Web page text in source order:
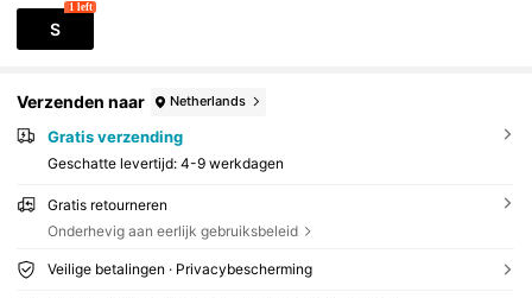
S
1 left
Verzenden naar Netherlands
Gratis verzending
Geschatte levertijd: 4-9 werkdagen
Gratis retourneren
Onderhevig aan eerlijk gebruiksbeleid
Veilige betalingen · Privacybescherming